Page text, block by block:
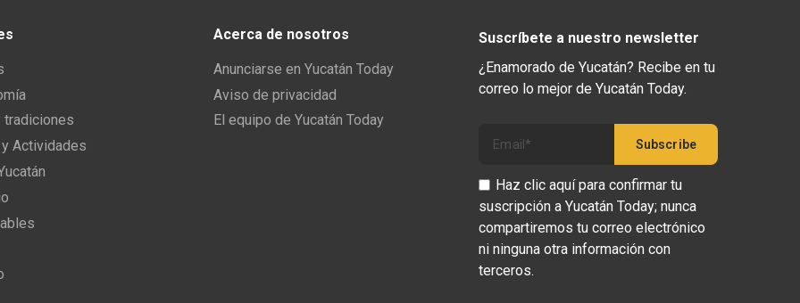
tradiciones
Actividades
Acerca de nosotros
Anunciarse en Yucatán Today
Aviso de privacidad
El equipo de Yucatán Today
Suscríbete a nuestro newsletter
¿Enamorado de Yucatán? Recibe en tu
correo lo mejor de Yucatán Today.
Haz clic aquí para confirmar tu
suscripción a Yucatán Today; nunca
compartiremos tu correo electrónico
ni ninguna otra información con
terceros.